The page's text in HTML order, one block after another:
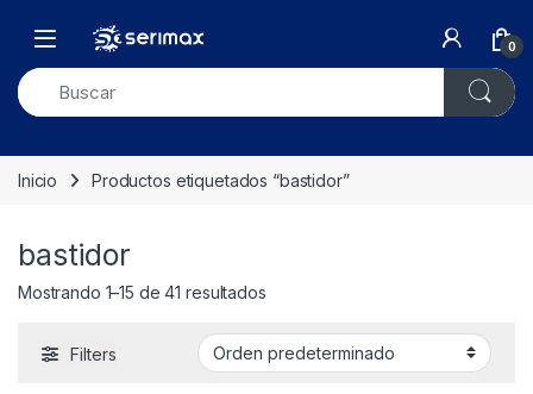
Open 0
Inicio Productos etiquetados “bastidor”
bastidor
Mostrando 1–15 de 41 resultados
Filters